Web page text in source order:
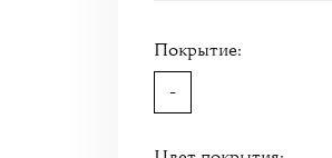
Покрытие:
-